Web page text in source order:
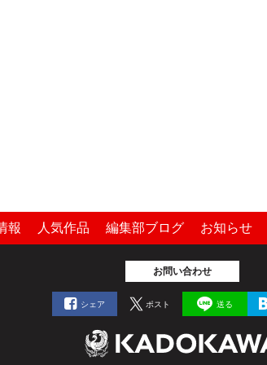
報 人気作品 編集部ブログ お知らせ
お問い合わせ
シェア ポスト 送る